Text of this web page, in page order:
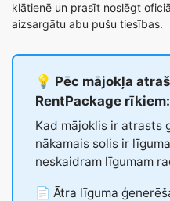
klātienē un prasīt noslēgt
aizsargātu abu pušu tiesības.
💡 Pēc mājokļa
RentPackage rīkiem:
Kad mājoklis ir atrasts
nākamais solis ir
neskaidram līgumam
📄 Ātra līguma